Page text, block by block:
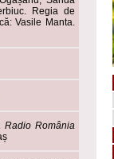
Regia de
Vasile Manta.
Radio România